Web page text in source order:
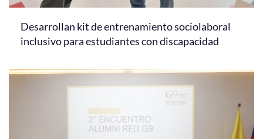
Desarrollan kit de entrenamiento sociolaboral
inclusivo para estudiantes con discapacidad